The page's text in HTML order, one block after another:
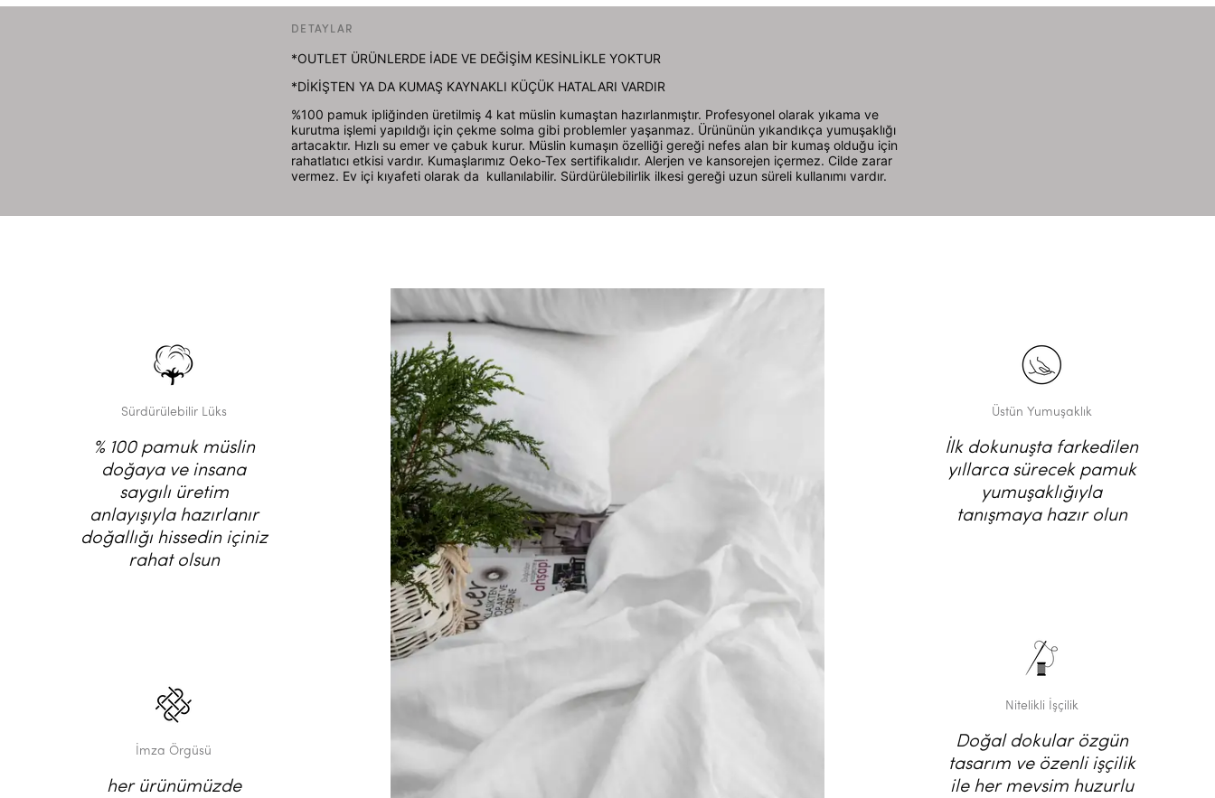
DETAYLAR
*OUTLET ÜRÜNLERDE İADE VE DEĞİŞİM KESİNLİKLE YOKTUR
*DİKİŞTEN YA DA KUMAŞ KAYNAKLI KÜÇÜK HATALARI VARDIR
%100 pamuk ipliğinden üretilmiş 4 kat müslin kumaştan hazırlanmıştır. Profesyonel olarak yıkama ve
kurutma işlemi yapıldığı için çekme solma gibi problemler yaşanmaz. Ürününün yıkandıkça yumuşaklığı
artacaktır. Hızlı su emer ve çabuk kurur. Müslin kumaşın özelliği gereği nefes alan bir kumaş olduğu için
rahatlatıcı etkisi vardır. Kumaşlarımız Oeko-Tex sertifikalıdır. Alerjen ve kansorejen içermez. Cilde zarar
vermez. Ev içi kıyafeti olarak da kullanılabilir. Sürdürülebilirlik ilkesi gereği uzun süreli kullanımı vardır.
Sürdürülebilir Lüks
% 100 pamuk müslin
doğaya ve insana
saygılı üretim
anlayışıyla hazırlanır
doğallığı hissedin içiniz
rahat olsun
İmza Örgüsü
her ürünümüzde
Üstün Yumuşaklık
İlk dokunuşta farkedilen
yıllarca sürecek pamuk
yumuşaklığıyla
tanışmaya hazır olun
Nitelikli İşçilik
Doğal dokular özgün
tasarım ve özenli işçilik
ile her mevsim huzurlu